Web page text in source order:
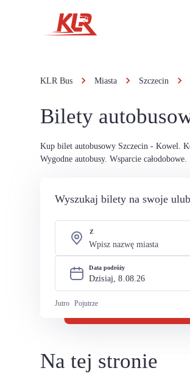
KLR Bus Miasta Szczecin
Bilety
Kup bilet autobusowy Szczecin - Kowel.
Wygodne autobusy. Wsparcie całodobowe.
Wyszukaj bilety na swoje
Z
Data podróży
Dzisiaj, 8.08.26
Jutro Pojutrze
Na tej stronie